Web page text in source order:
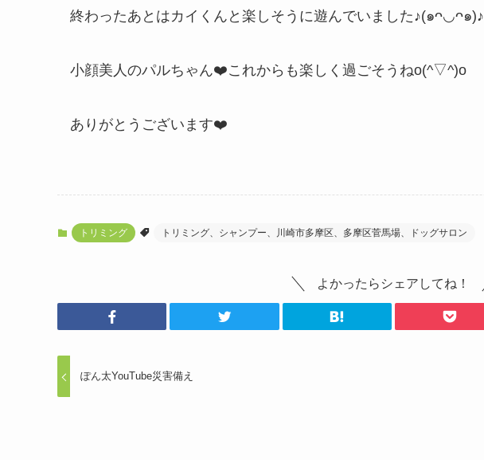
終わったあとはカイくんと楽しそうに遊んでいました♪(๑ᴖ◡ᴖ๑)♪
小顔美人のパルちゃん❤️これからも楽しく過ごそうねo(^▽^)o
ありがとうございます❤️
トリミング トリミング、シャンプー、川崎市多摩区、多摩区菅馬場、ドッグサロン
よかったらシェアしてね！
ぽん太YouTube災害備え